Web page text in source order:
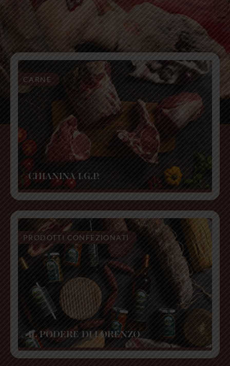
La chianina
tra passato e
futuro
Al cuore della nostra produzione
una delle carni più pregiate
LA CHIANINA
CARNE
CHIANINA I.G.P.
PRODOTTI CONFEZIONATI
IL PODERE DI LORENZO